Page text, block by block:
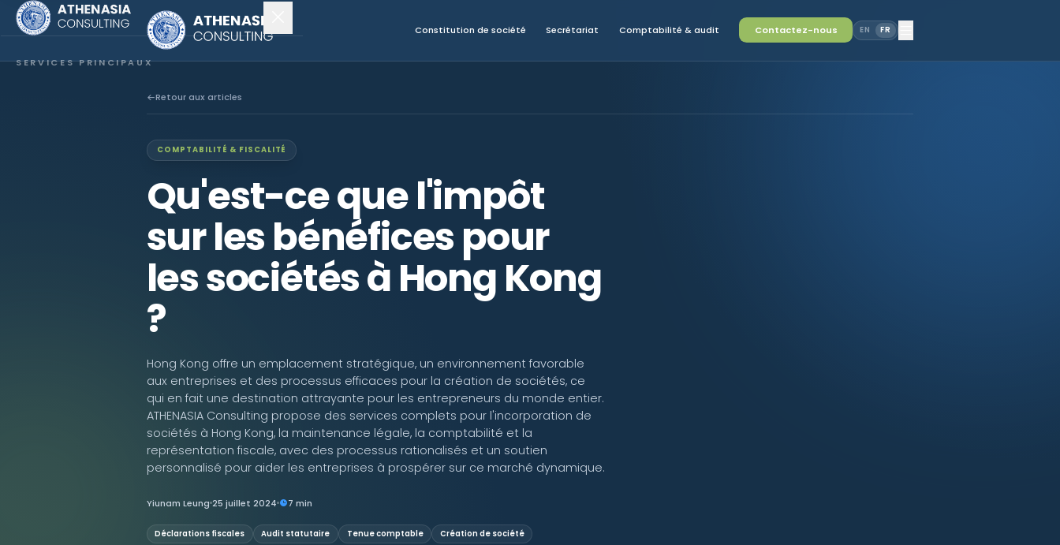
Constitution de société Secrétariat Comptabilité & audit Contactez-nous EN FR
SERVICES PRINCIPAUX
Contactez-nous
Retour aux articles
COMPTABILITÉ & FISCALITÉ
Qu'est-ce que l'impôt
sur les bénéfices pour
les sociétés à Hong Kong
?
Hong Kong offre un emplacement stratégique, un environnement favorable
aux entreprises et des processus efficaces pour la création de sociétés, ce
qui en fait une destination attrayante pour les entrepreneurs du monde entier.
ATHENASIA Consulting propose des services complets pour l'incorporation de
sociétés à Hong Kong, la maintenance légale, la comptabilité et la
représentation fiscale, avec des processus rationalisés et un soutien
personnalisé pour aider les entreprises à prospérer sur ce marché dynamique.
Yiunam Leung 25 juillet 2024 7 min
Déclarations fiscales Audit statutaire Tenue comptable Création de société